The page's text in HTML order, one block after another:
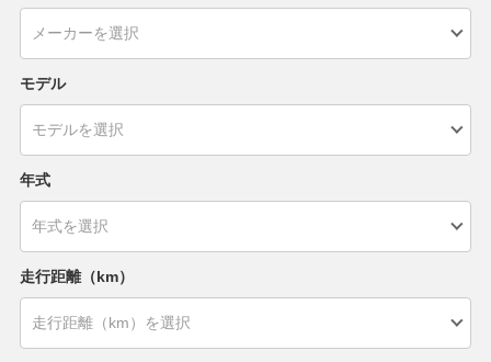
モデル
年式
走行距離（km）